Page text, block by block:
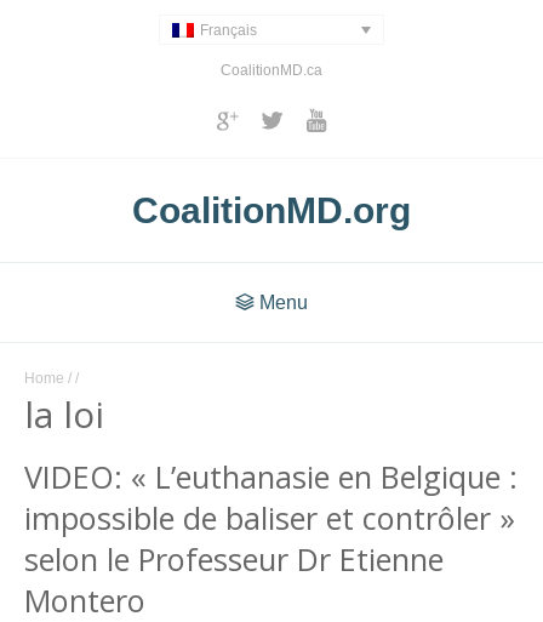
Français
CoalitionMD.ca
CoalitionMD.org
Menu
Home / /
la loi
VIDEO: « L’euthanasie en Belgique :
impossible de baliser et contrôler »
selon le Professeur Dr Etienne
Montero